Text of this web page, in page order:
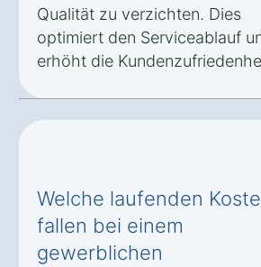
Qualität zu verzichten. Dies
optimiert den Serviceablauf
erhöht die
Welche laufenden
fallen bei einem
gewerblichen